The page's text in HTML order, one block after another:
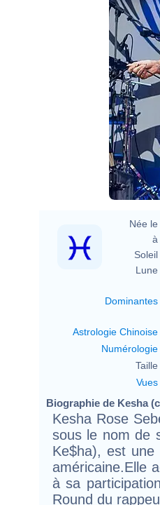
Née le
à
Soleil
Lune
Dominantes
Astrologie Chinoise
Numérologie
Taille
Vues
Biographie de Kesha
Kesha Rose
sous le nom de
Ke$ha), est une
américaine.Elle
à sa
Round du